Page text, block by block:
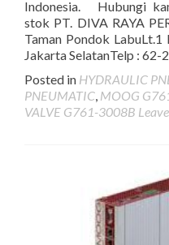
Indonesia. Hubungi
stok PT. DIVA RAYA
Taman Pondok
Jakarta SelatanTelp : 62-
Posted in HYDRAULIC
PNEUMATIC, MOOG
VALVE G761-3008B